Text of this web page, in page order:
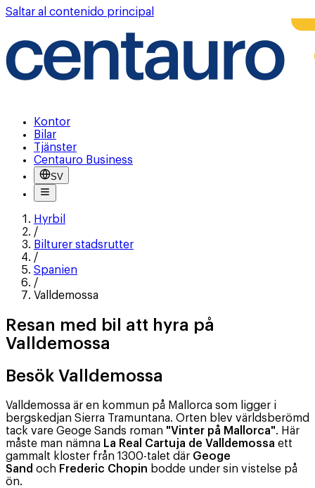
Saltar al contenido principal
Kontor
Bilar
Tjänster
Centauro Business
SV
Hyrbil
/
Bilturer stadsrutter
/
Spanien
/
Valldemossa
Resan med bil att hyra på
Valldemossa
Besök Valldemossa
Valldemossa är en kommun på Mallorca som ligger i
bergskedjan Sierra Tramuntana. Orten blev världsberömd
tack vare Geoge Sands roman "Vinter på Mallorca". Här
måste man nämna La Real Cartuja de Valldemossa ett
gammalt kloster från 1300-talet där Geoge
Sand och Frederic Chopin bodde under sin vistelse på
ön.